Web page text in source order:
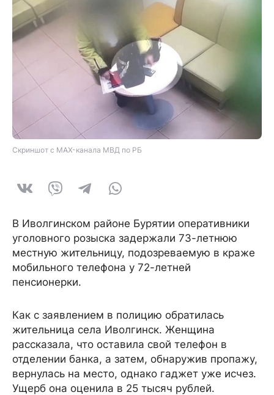
Скриншот с MAX-канала МВД по РБ
В Иволгинском районе Бурятии оперативники
уголовного розыска задержали 73-летнюю
местную жительницу, подозреваемую в краже
мобильного телефона у 72-летней
пенсионерки.
Как с заявлением в полицию обратилась
жительница села Иволгинск. Женщина
рассказала, что оставила свой телефон в
отделении банка, а затем, обнаружив пропажу,
вернулась на место, однако гаджет уже исчез.
Ущерб она оценила в 25 тысяч рублей.